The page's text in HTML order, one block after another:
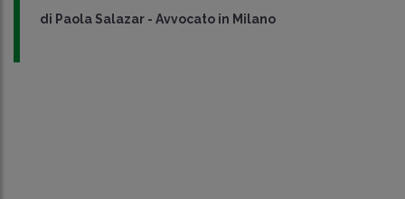
di Paola Salazar - Avvocato in Milano